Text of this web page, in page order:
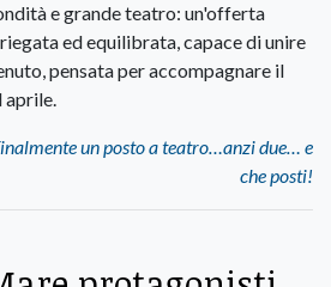
e grande teatro: un'offerta
ed equilibrata, capace di unire
pensata per accompagnare il
aprile.
un posto a teatro…anzi due… e
che posti!